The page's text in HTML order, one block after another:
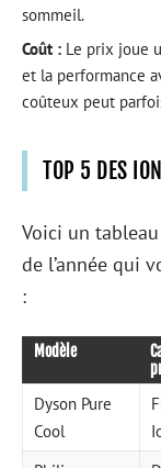
sommeil.
Coût : Le prix joue
et la performance
coûteux peut
TOP 5 DES
Voici un
de l’année qui
:
Modèle
Dyson Pure
Cool